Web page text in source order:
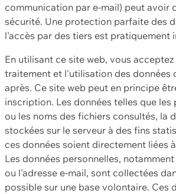
communication par e-mail) peut avoir
sécurité. Une protection parfaite des
l'accès par des tiers est pratiquement
En utilisant ce site web, vous
traitement et l'utilisation des données
après. Ce site web peut en principe
inscription. Les données telles que les
ou les noms des fichiers consultés, la
stockées sur le serveur à des fins
ces données soient directement liées
Les données personnelles,
ou l'adresse e-mail, sont collectées
possible sur une base volontaire. Ces